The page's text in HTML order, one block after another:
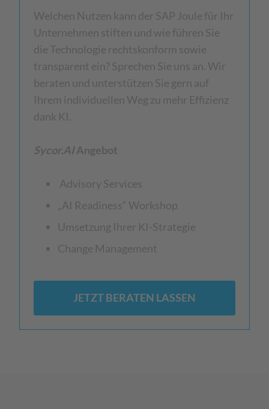
Welchen Nutzen kann der SAP Joule für Ihr
Unternehmen stiften und wie führen Sie
die Technologie rechtskonform sowie
transparent ein? Sprechen Sie uns an. Wir
beraten und unterstützen Sie gern auf
Ihrem individuellen Weg zu mehr Effizienz
dank KI.
Sycor.AIAngebot
Advisory Services
„AI Readiness“ Workshop
Umsetzung Ihrer KI-Strategie
Change Management
JETZT BERATEN LASSEN